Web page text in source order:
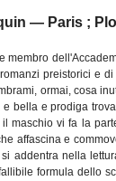
— Paris ;
membro
preistorici e
ormai, cosa
bella e prodiga
maschio vi fa la
affascina e
addentra nella
formula dello